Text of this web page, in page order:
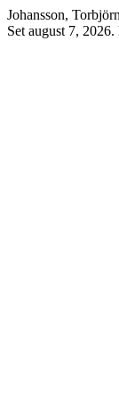
Johansson,
Set august 7,